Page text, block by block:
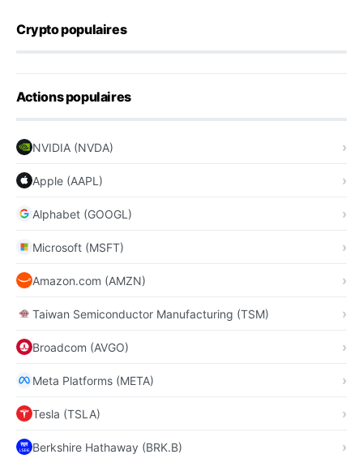
Crypto populaires
Actions populaires
NVIDIA (NVDA)
Apple (AAPL)
Alphabet (GOOGL)
Microsoft (MSFT)
Amazon.com (AMZN)
Taiwan Semiconductor Manufacturing (TSM)
Broadcom (AVGO)
Meta Platforms (META)
Tesla (TSLA)
Berkshire Hathaway (BRK.B)